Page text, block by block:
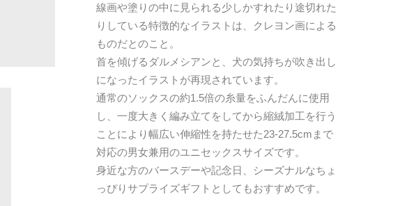
線画や塗りの中に見られる少しかすれたり途切れた
りしている特徴的なイラストは、クレヨン画による
ものだとのこと。
首を傾げるダルメシアンと、犬の気持ちが吹き出し
になったイラストが再現されています。
通常のソックスの約1.5倍の糸量をふんだんに使用
し、一度大きく編み立てをしてから縮絨加工を行う
ことにより幅広い伸縮性を持たせた23-27.5cmまで
対応の男女兼用のユニセックスサイズです。
身近な方のバースデーや記念日、シーズナルなちょ
っぴりサプライズギフトとしてもおすすめです。